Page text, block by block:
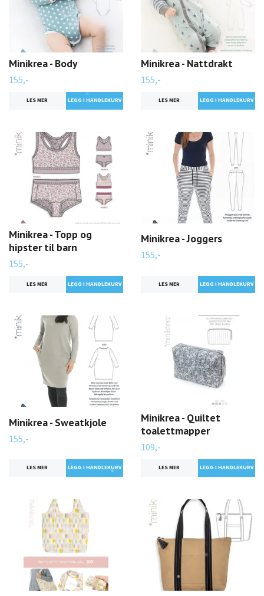
Minikrea - Body
155,-
LES MER
Minikrea - Nattdrakt
155,-
LES MER
Minikrea - Topp og
hipster til barn
155,-
LES MER
Minikrea - Joggers
155,-
LES MER
Minikrea - Sweatkjole
155,-
LES MER
Minikrea - Quiltet
toalettmapper
109,-
LES MER